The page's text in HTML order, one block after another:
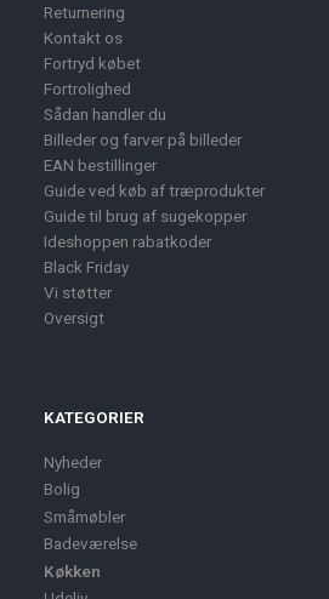
Returnering
Kontakt os
Fortryd købet
Fortrolighed
Sådan handler du
Billeder og farver på billeder
EAN bestillinger
Guide ved køb af træprodukter
Guide til brug af sugekopper
Ideshoppen rabatkoder
Black Friday
Vi støtter
Oversigt
KATEGORIER
Nyheder
Bolig
Småmøbler
Badeværelse
Køkken